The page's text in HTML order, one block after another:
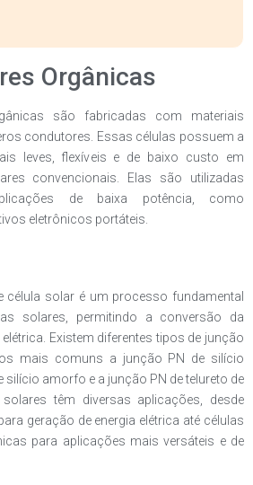
Orgânicas
são fabricadas com materiais
condutores. Essas células possuem a
leves, flexíveis e de baixo custo em
convencionais. Elas são utilizadas
de baixa potência, como
eletrônicos portáteis.
célula solar é um processo fundamental
solares, permitindo a conversão da
Existem diferentes tipos de junção
mais comuns a junção PN de silício
silício amorfo e a junção PN de telureto de
têm diversas aplicações, desde
geração de energia elétrica até células
para aplicações mais versáteis e de